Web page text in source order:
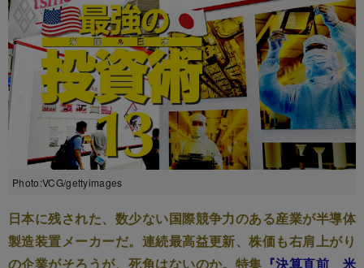
Photo:VCG/gettyimages
日本に残された、数少ない国際競争力のある産業が半導体
製造装置メーカーだ。連続最高益更新、株価も右肩上がり
の企業がそろうが、死角はないのか。特集 『決算直前 米